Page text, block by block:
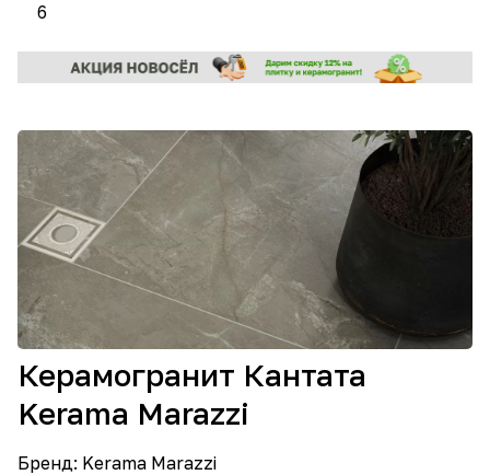
6
Керамогранит Кантата
Kerama Marazzi
Бренд: Kerama Marazzi